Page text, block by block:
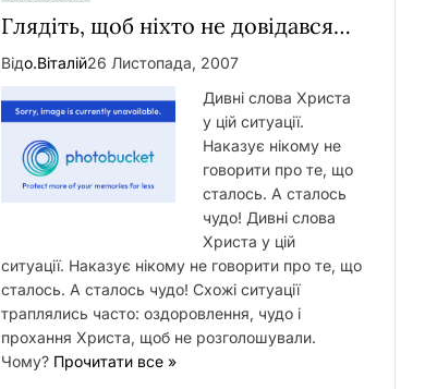
Глядіть, щоб ніхто не довідався…
Відо.Віталій26 Листопада, 2007
Дивні слова Христа
у цій ситуації.
Наказує нікому не
говорити про те, що
сталось. А сталось
чудо! Дивні слова
Христа у цій
ситуації. Наказує нікому не говорити про те, що
сталось. А сталось чудо! Схожі ситуації
траплялись часто: оздоровлення, чудо і
прохання Христа, щоб не розголошували.
Чому? Прочитати все »